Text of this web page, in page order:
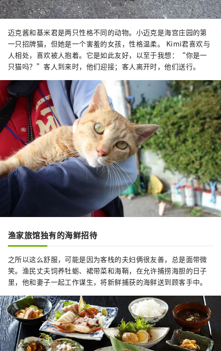
迈克酱和基米君是两只性格不同的动物。小迈克是海宫庄园的第
一只招牌猫，但她是一个害羞的女孩，性格温柔。 Kimi君喜欢与
人相处，喜欢被人抱着。它是如此友好，以至于我想：“你是一
只猫吗？”客人到来时，他们迎接；客人离开时，他们送行。
渔家旅馆独有的海鲜招待
之所以这么舒服，可能是因为客栈的夫妇俩很友善，总是面带微
笑。渔民丈夫饲养牡蛎、裙带菜和海鞘，在允许捕捞海胆的日子
里，他和妻子一起工作谋生，将新鲜捕获的海鲜送到顾客手中。